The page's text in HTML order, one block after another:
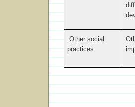
Other social
practices